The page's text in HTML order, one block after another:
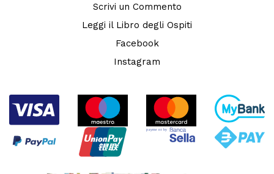
Scrivi un Commento
Leggi il Libro degli Ospiti
Facebook
Instagram